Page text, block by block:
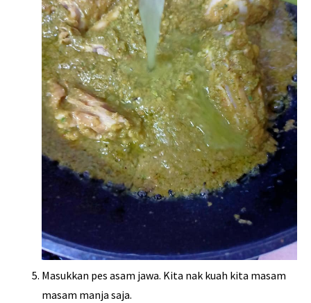
Masukkan pes asam jawa. Kita nak kuah kita masam
masam manja saja.